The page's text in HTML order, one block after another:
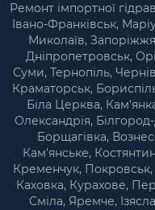
Ремонт імпортної
Івано-Франківськ,
Миколаїв,
Дніпропетровськ,
Суми, Тернопіль,
Краматорськ,
Біла Церква,
Олександрія,
Борщагівка,
Кам'янське,
Кременчук,
Каховка, Курахове,
Сміла, Яремче,